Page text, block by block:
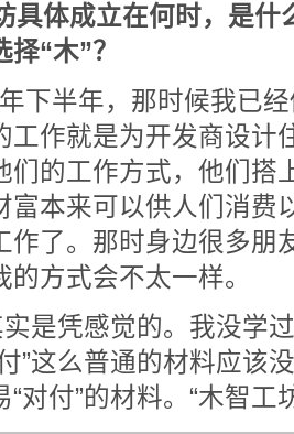
具体成立在何时，是什
“木”？
下半年，那时候我已
工作就是为开发商设计
们的工作方式，他们搭
富本来可以供人们消费
作了。那时身边很多朋
方式会不太一样。
实是凭感觉的。我没学
”这么普通的材料应该
对付”的材料。“木智工